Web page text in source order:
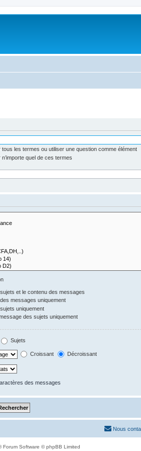
tous les termes ou utiliser une question comme élément
quel de ces termes
et le contenu des messages
messages uniquement
uniquement
des sujets uniquement
Sujets
Croissant Décroissant
des messages
Nous
Forum Software © phpBB Limited